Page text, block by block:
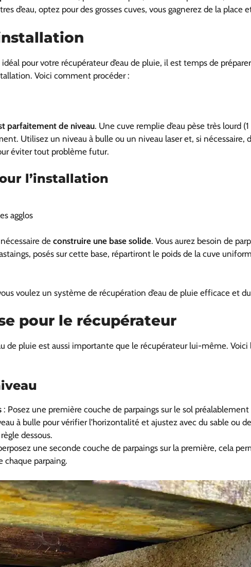
d’eau, optez pour des grosses cuves, vous gagnerez de la place
pour votre récupérateur d’eau de pluie, il est temps de
Voici comment procéder :
parfaitement de niveau. Une cuve remplie d’eau pèse très lourd
Utilisez un niveau à bulle ou un niveau laser et, si nécessaire,
éviter tout problème futur.
l’installation
agglos
de construire une base solide. Vous aurez besoin de
posés sur cette base, répartiront le poids de la cuve
voulez un système de récupération d’eau de pluie efficace et
pour le récupérateur
de pluie est aussi importante que le récupérateur lui-même.
: Posez une première couche de parpaings sur le sol
à bulle pour vérifier l’horizontalité et ajustez avec du sable ou
dessous.
une seconde couche de parpaings sur la première, cela
chaque parpaing.